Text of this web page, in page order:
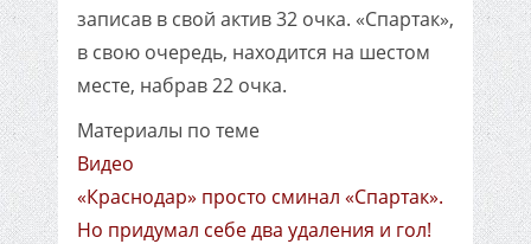
записав в свой актив 32 очка. «Спартак»,
в свою очередь, находится на шестом
месте, набрав 22 очка.
Материалы по теме
Видео
«Краснодар» просто сминал «Спартак».
Но придумал себе два удаления и гол!